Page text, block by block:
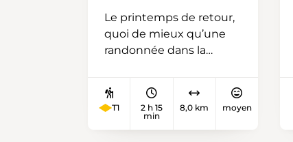
Le printemps de retour,
quoi de mieux qu’une
randonnée dans la
du parking de l’église de
Charmoille, plein Nord
direction la Tuilerie.
T1
2 h 15
min
8,0 km moyen